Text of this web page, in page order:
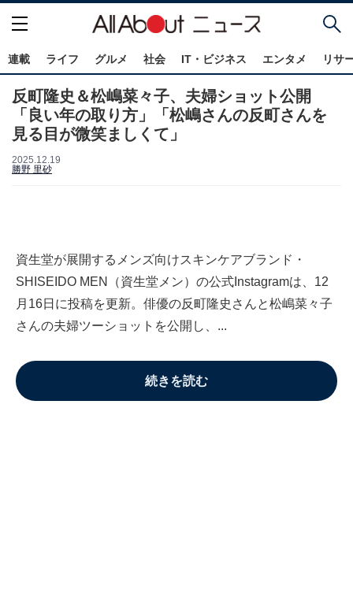
連載 ライフ グルメ 社会 IT・ビジネス エンタメ リサ
反町隆史＆松嶋菜々子、夫婦ショット公開
「良い年の取り方」「松嶋さんの反町さんを
見る目が微笑ましくて」
2025.12.19
勝野 里砂
資生堂が展開するメンズ向けスキンケアブランド・
SHISEIDO MEN（資生堂メン）の公式Instagramは、12
月16日に投稿を更新。俳優の反町隆史さんと松嶋菜々子
さんの夫婦ツーショットを公開し、...
続きを読む